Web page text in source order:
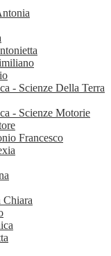
- Scienze Della Terra
- Scienze Motorie
Francesco
Chiara